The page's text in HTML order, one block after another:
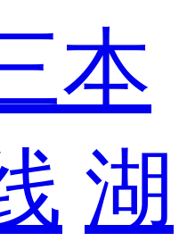
本
湖